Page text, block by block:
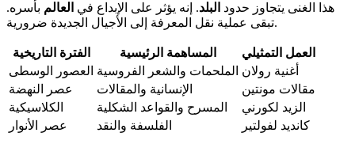
هذا الغنى يتجاوز حدود البلد. إنه يؤثر على الإبداع في العالم بأسره.
تبقى عملية نقل المعرفة إلى الأجيال الجديدة ضرورية.
الفترة التاريخية المساهمة الرئيسية
العمل التمثيلي
العصور الوسطى الملحمات والشعر الفروسية أغنية رولان
عصر النهضة
الإنسانية والمقالات
مقالات مونتين
الكلاسيكية
المسرح والقواعد الشكلية
الزيد لكورني
عصر الأنوار
الفلسفة والنقد كانديد لفولتير